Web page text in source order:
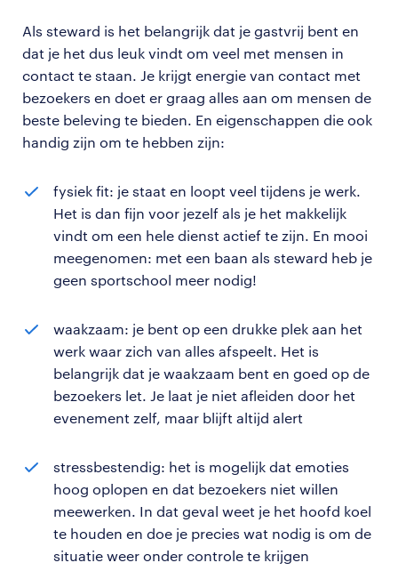
Als steward is het belangrijk dat je gastvrij bent en
dat je het dus leuk vindt om veel met mensen in
contact te staan. Je krijgt energie van contact met
bezoekers en doet er graag alles aan om mensen de
beste beleving te bieden. En eigenschappen die ook
handig zijn om te hebben zijn:
fysiek fit: je staat en loopt veel tijdens je werk.
Het is dan fijn voor jezelf als je het makkelijk
vindt om een hele dienst actief te zijn. En mooi
meegenomen: met een baan als steward heb je
geen sportschool meer nodig!
waakzaam: je bent op een drukke plek aan het
werk waar zich van alles afspeelt. Het is
belangrijk dat je waakzaam bent en goed op de
bezoekers let. Je laat je niet afleiden door het
evenement zelf, maar blijft altijd alert
stressbestendig: het is mogelijk dat emoties
hoog oplopen en dat bezoekers niet willen
meewerken. In dat geval weet je het hoofd koel
te houden en doe je precies wat nodig is om de
situatie weer onder controle te krijgen